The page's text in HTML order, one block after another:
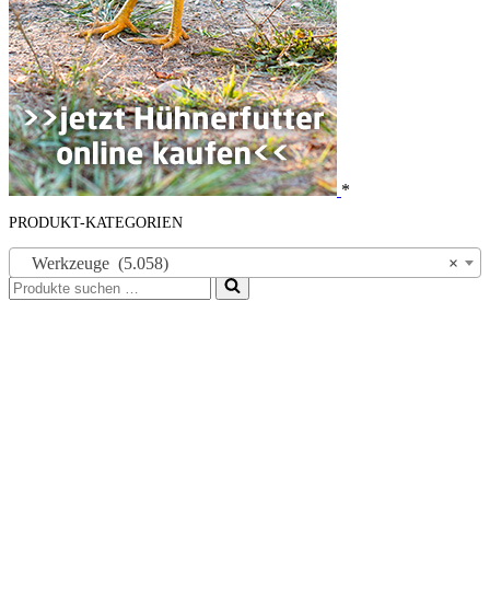
*
PRODUKT-KATEGORIEN
×
Werkzeuge (5.058)
Suchen
nach …